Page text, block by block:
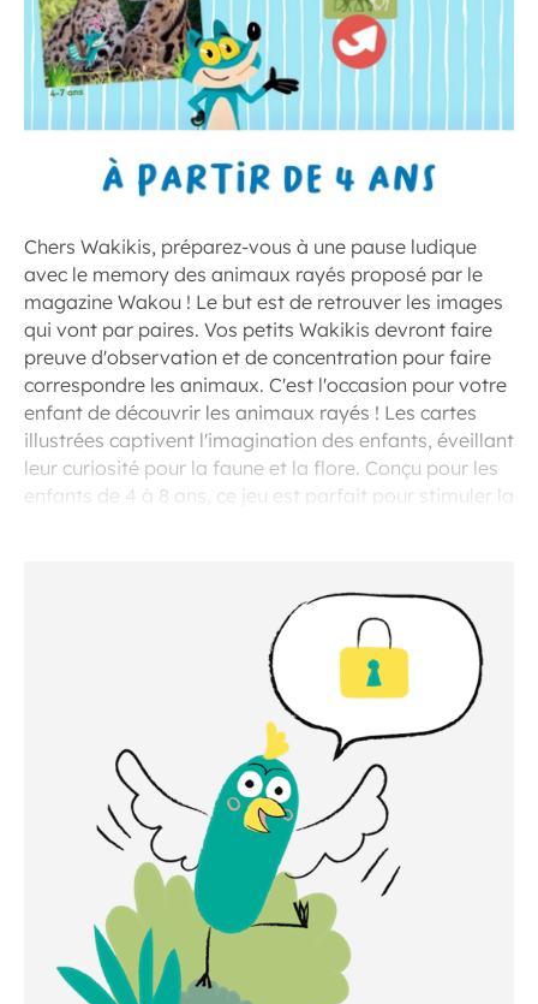
Chers Wakikis, préparez-vous à une pause ludique
avec le memory des animaux rayés proposé par le
magazine Wakou ! Le but est de retrouver les images
qui vont par paires. Vos petits Wakikis devront faire
preuve d'observation et de concentration pour faire
correspondre les animaux. C'est l'occasion pour votre
enfant de découvrir les animaux rayés ! Les cartes
illustrées captivent l'imagination des enfants, éveillant
leur curiosité pour la faune et la flore. Conçu pour les
enfants de 4 à 8 ans, ce jeu est parfait pour stimuler la